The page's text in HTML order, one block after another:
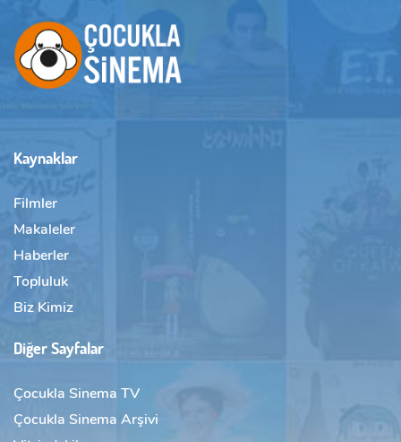
Kaynaklar
Filmler
Makaleler
Haberler
Topluluk
Biz Kimiz
Diğer Sayfalar
Çocukla Sinema TV
Çocukla Sinema Arşivi